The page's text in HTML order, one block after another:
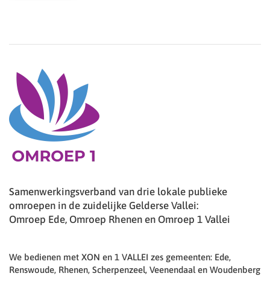
Samenwerkingsverband van drie lokale publieke
omroepen in de zuidelijke Gelderse Vallei:
Omroep Ede, Omroep Rhenen en Omroep 1 Vallei
We bedienen met XON en 1 VALLEI zes gemeenten: Ede,
Renswoude, Rhenen, Scherpenzeel, Veenendaal en Woudenberg